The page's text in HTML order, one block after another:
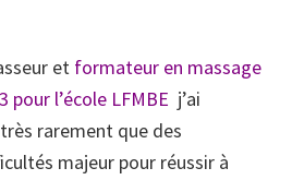
et formateur en massage
pour l’école LFMBE j’ai
rarement que des
majeur pour réussir à